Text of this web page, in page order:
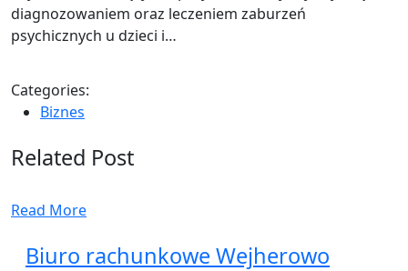
diagnozowaniem oraz leczeniem zaburzeń
psychicznych u dzieci i…
Categories:
Biznes
Related Post
Read More
Biuro rachunkowe Wejherowo